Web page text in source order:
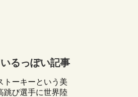
るっぽい記事
トーキーという美
跳び選手に世界陸